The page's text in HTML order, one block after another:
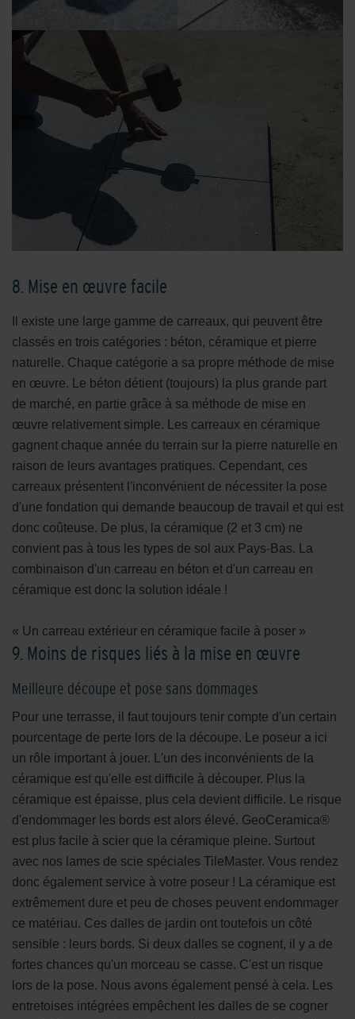
8. Mise en œuvre facile
Il existe une large gamme de carreaux, qui peuvent être
classés en trois catégories : béton, céramique et pierre
naturelle. Chaque catégorie a sa propre méthode de mise
en œuvre. Le béton détient (toujours) la plus grande part
de marché, en partie grâce à sa méthode de mise en
œuvre relativement simple. Les carreaux en céramique
gagnent chaque année du terrain sur la pierre naturelle en
raison de leurs avantages pratiques. Cependant, ces
carreaux présentent l'inconvénient de nécessiter la pose
d'une fondation qui demande beaucoup de travail et qui est
donc coûteuse. De plus, la céramique (2 et 3 cm) ne
convient pas à tous les types de sol aux Pays-Bas. La
combinaison d'un carreau en béton et d'un carreau en
céramique est donc la solution idéale !
« Un carreau extérieur en céramique facile à poser »
9. Moins de risques liés à la mise en œuvre
Meilleure découpe et pose sans dommages
Pour une terrasse, il faut toujours tenir compte d'un certain
pourcentage de perte lors de la découpe. Le poseur a ici
un rôle important à jouer. L'un des inconvénients de la
céramique est qu'elle est difficile à découper. Plus la
céramique est épaisse, plus cela devient difficile. Le risque
d'endommager les bords est alors élevé. GeoCeramica®
est plus facile à scier que la céramique pleine. Surtout
avec nos lames de scie spéciales TileMaster. Vous rendez
donc également service à votre poseur ! La céramique est
extrêmement dure et peu de choses peuvent endommager
ce matériau. Ces dalles de jardin ont toutefois un côté
sensible : leurs bords. Si deux dalles se cognent, il y a de
fortes chances qu'un morceau se casse. C'est un risque
lors de la pose. Nous avons également pensé à cela. Les
entretoises intégrées empêchent les dalles de se cogner